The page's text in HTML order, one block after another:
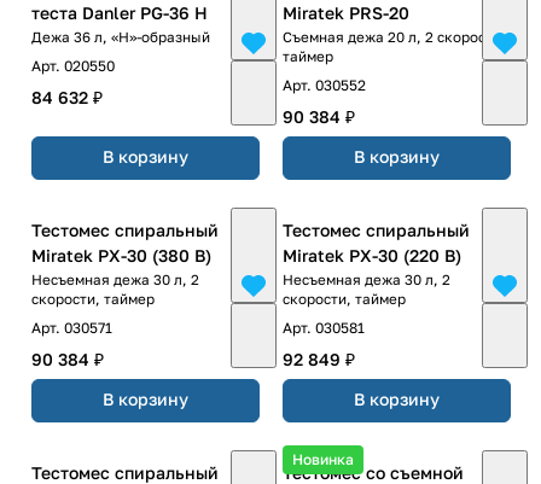
теста Danler PG-36 H
Дежа 36 л, «H»-образный
Арт. 020550
84 632 ₽
В корзину
Miratek PRS-20
Съемная дежа 20 л, 2 скорости,
таймер
Арт. 030552
90 384 ₽
В корзину
Тестомес спиральный
Miratek PX-30 (380 В)
Несъемная дежа 30 л, 2
скорости, таймер
Арт. 030571
90 384 ₽
В корзину
Тестомес спиральный
Miratek PX-30 (220 В)
Несъемная дежа 30 л, 2
скорости, таймер
Арт. 030581
92 849 ₽
В корзину
Тестомес спиральный
Новинка
Тестомес со съемной